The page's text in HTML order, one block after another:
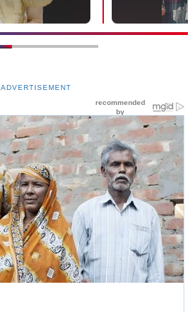
ADVERTISEMENT